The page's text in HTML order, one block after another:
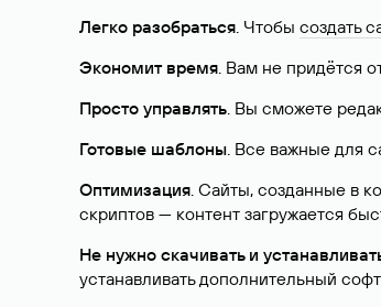
Легко разобраться. Чтобы создать
Экономит время. Вам не придётся
Просто управлять. Вы сможете
Готовые шаблоны. Все важные для
Оптимизация. Сайты, созданные в
скриптов — контент загружается
Не нужно скачивать и
устанавливать дополнительный